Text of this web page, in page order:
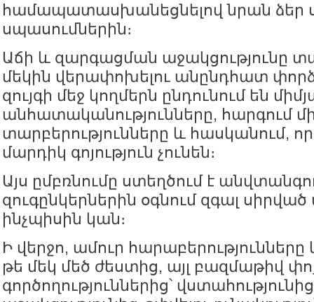
համապատասխանեցնելով նրան ձեր
սպասումներին։
Աճի և զարգացման աջակցությունը
մեկին վերափոխելու անընդհատ
զույգի մեջ կողմերն ընդունում են
անհատականությունները, հարգում
տարբերությունները և հասկանում,
մարդիկ գոյություն չունեն։
Այս ըմբռնումը ստեղծում է
զուգընկերներին օգնում զգալ
ինչպիսին կան։
Ի վերջո, ամուր հարաբերությունները
թե մեկ մեծ ժեստից, այլ բազմաթիվ
գործողություններից՝